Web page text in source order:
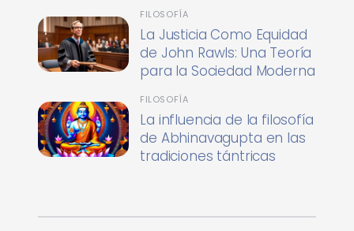
FILOSOFÍA
La Justicia Como Equidad
de John Rawls: Una Teoría
para la Sociedad Moderna
FILOSOFÍA
La influencia de la filosofía
de Abhinavagupta en las
tradiciones tántricas